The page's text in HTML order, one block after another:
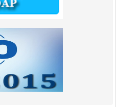
thủ tục hành chính mới ban
khu kinh tế thuộc thẩm quyền
tế tỉnh Cao Bằng
khai thu hồi dự toán chi ngân